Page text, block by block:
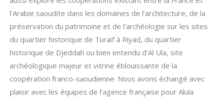
l’Arabie saoudite dans les domaines de l’architecture, de la
préservation du patrimoine et de l’archéologie sur les sites
du quartier historique de Turaif à Riyad, du quartier
historique de Djeddah ou bien entendu d’Al Ula, site
archéologique majeur et vitrine éblouissante de la
coopération franco-saoudienne. Nous avons échangé avec
plaisir avec les équipes de l’agence française pour Alula